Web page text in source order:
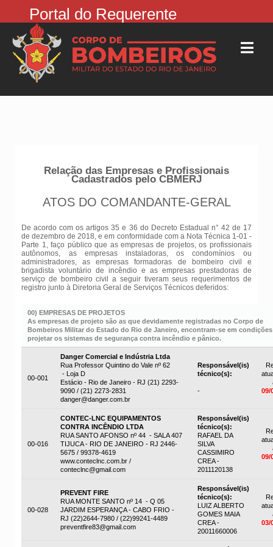
Portal do Requerente
Relação das Empresas e Profissionais
Cadastrados pelo CBMERJ
ATOS DO COMANDANTE-GERAL
De acordo com os artigos 35 e 36 do Decreto Estadual n° 42 de 17
de dezembro de 2018, e em conformidade com a Nota Técnica 1-01 -
Parte 1, faço público que as empresas de projetos, os profissionais
autônomos, as empresas instaladoras, os condomínios ou
administradores, as empresas formadoras de bombeiro civil e
brigadista voluntário de incêndio e as empresas prestadoras de
serviço de bombeiro civil a seguir tiveram seus requerimentos de
registro junto à Diretoria Geral de Serviços Técnicos deferidos:
00) EMPRESAS DE PROJETOS
As empresas de projeto são as que devidamente registradas no Corpo de
Bombeiros Militar do Estado do Rio de Janeiro, encontram-se em
projetar os sistemas de segurança contra incêndio e pânico.
00-001
Danger Comercial e Indústria Ltda
Rua Professor Quintino do Vale nº 62
- Loja D
Estácio - Rio de Janeiro - RJ (21) 2293-
9090 / (21) 2273-2831
danger@danger.com.br
Responsável(is)
técnico(s):
-
09/
00-016
CONTEC-LNC EQUIPAMENTOS
CONTRA INCÊNDIO LTDA
RUA SANTO AFONSO nº 44 - SALA 407
TIJUCA - RIO DE JANEIRO - RJ 2446-
5675 / 99378-4619
www.conteclnc.com.br /
conteclnc@gmail.com
Responsável(is)
técnico(s):
RAFAEL DA
SILVA
CASSIMIRO
CREA -
2011120138
09/
00-028
PREVENT FIRE
RUA MONTE SANTO nº 14 - Q 05
JARDIM ESPERANÇA - CABO FRIO -
RJ (22)2644-7980 / (22)99241-4489
preventfire83@gmail.com
Responsável(is)
técnico(s):
LUIZ ALBERTO
GOMES MAIA
CREA -
20011660006
03/